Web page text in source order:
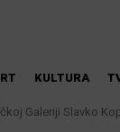
KULTURA
Galeriji Slavko
kuge: